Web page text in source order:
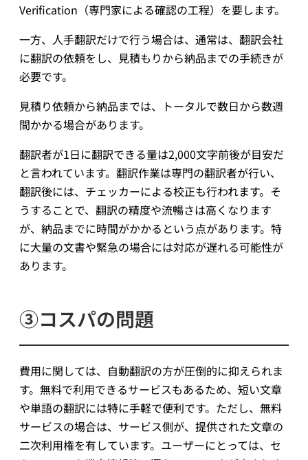
Verification（専門家による確認の工程）を要します。
一方、人手翻訳だけで行う場合は、通常は、翻訳会社
に翻訳の依頼をし、見積もりから納品までの手続きが
必要です。
見積り依頼から納品までは、トータルで数日から数週
間かかる場合があります。
翻訳者が1日に翻訳できる量は2,000文字前後が目安だ
と言われています。翻訳作業は専門の翻訳者が行い、
翻訳後には、チェッカーによる校正も行われます。そ
うすることで、翻訳の精度や流暢さは高くなります
が、納品までに時間がかかるという点があります。特
に大量の文書や緊急の場合には対応が遅れる可能性が
あります。
③コスパの問題
費用に関しては、自動翻訳の方が圧倒的に抑えられま
す。無料で利用できるサービスもあるため、短い文章
や単語の翻訳には特に手軽で便利です。ただし、無料
サービスの場合は、サービス側が、提供された文章の
二次利用権を有しています。ユーザーにとっては、セ